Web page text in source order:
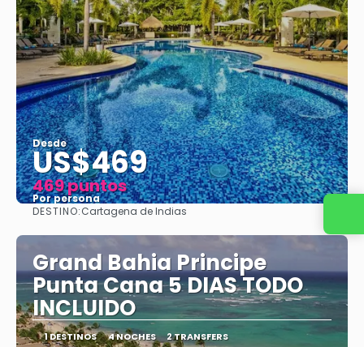
Desde
US$469
469 puntos
Por persona
Ver
DESTINO:Cartagena de Indias
Grand Bahia Principe
Punta Cana 5 DIAS TODO
INCLUIDO
1 DESTINOS 4 NOCHES 2 TRANSFERS